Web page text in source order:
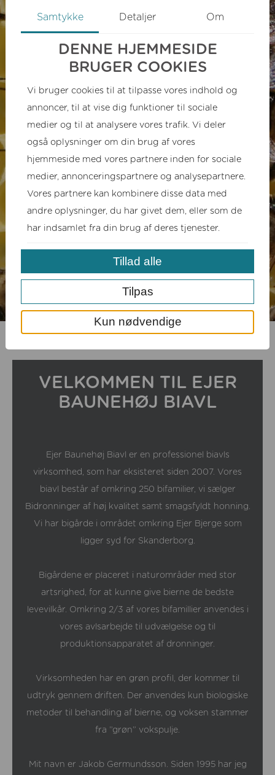
VELKOMMEN TIL EJER
BAUNEHØJ BIAVL
Ejer Baunehøj Biavl er en professionel biavls
virksomhed, som har eksisteret siden 2007. Vores
biavl består af omkring 250 bifamilier, vi sælger
Bidronninger af høj kvalitet samt smagsfyldt honning.
Vi har bigårde i området omkring Ejer Bjerge som
ligger syd for Skanderborg.
Bigårdene er placeret i naturområder med stor
artsrighed, for at kunne give bierne de bedste
levevilkår. Omkring 2/3 af vores bifamillier anvendes i
vores avlsarbejde til udvælgelse og til
produktionsapparatet af dronninger.
Virksomheden har en grøn profil, der kommer til
udtryk gennem driften. Der anvendes kun biologiske
metoder til behandling af bierne, og voksen stammer
fra ”grøn” vokspulje.
Mit navn er Jakob Germundsson. Siden 1995 har jeg
Samtykke Detaljer Om
DENNE HJEMMESIDE
BRUGER COOKIES
Vi bruger cookies til at tilpasse vores indhold og
annoncer, til at vise dig funktioner til sociale
medier og til at analysere vores trafik. Vi deler
også oplysninger om din brug af vores
hjemmeside med vores partnere inden for sociale
medier, annonceringspartnere og analysepartnere.
Vores partnere kan kombinere disse data med
andre oplysninger, du har givet dem, eller som de
har indsamlet fra din brug af deres tjenester.
Kun nødvendige
Tilpas
Tillad alle